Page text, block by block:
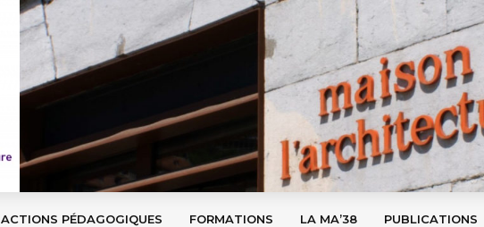
ACTIONS PÉDAGOGIQUES FORMATIONS LA MA’38 PUBLICATIONS